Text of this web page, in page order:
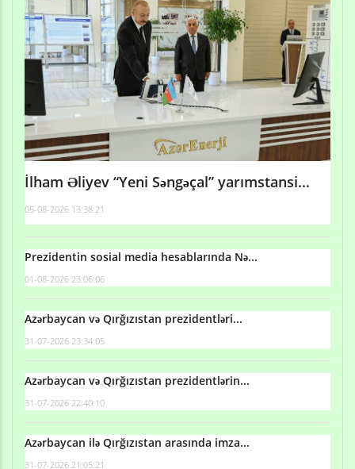
İlham Əliyev “Yeni Səngəçal” yarımstansi...
05-08-2026 13:38:21
Prezidentin sosial media hesablarında Nə...
01-08-2026 23:06:06
Azərbaycan və Qırğızıstan prezidentləri...
31-07-2026 23:34:05
Azərbaycan və Qırğızıstan prezidentlərin...
31-07-2026 22:40:10
Azərbaycan ilə Qırğızıstan arasında imza...
31-07-2026 21:05:21